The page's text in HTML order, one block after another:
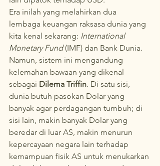
Era inilah yang melahirkan dua
lembaga keuangan raksasa dunia yang
kita kenal sekarang: International
Monetary Fund (IMF) dan Bank Dunia.
Namun, sistem ini mengandung
kelemahan bawaan yang dikenal
sebagai Dilema Triffin. Di satu sisi,
dunia butuh pasokan Dolar yang
banyak agar perdagangan tumbuh; di
sisi lain, makin banyak Dolar yang
beredar di luar AS, makin menurun
kepercayaan negara lain terhadap
kemampuan fisik AS untuk menukarkan